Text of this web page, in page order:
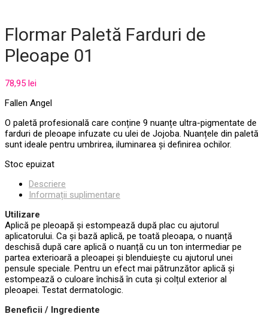
Flormar Paletă Farduri de
Pleoape 01
78,95 lei
Fallen Angel
O paletă profesională care conține 9 nuanțe ultra-pigmentate de
farduri de pleoape infuzate cu ulei de Jojoba. Nuanțele din paletă
sunt ideale pentru umbrirea, iluminarea și definirea ochilor.
Stoc epuizat
Descriere
Informații suplimentare
Utilizare
Aplică pe pleoapă și estompează după plac cu ajutorul
aplicatorului. Ca și bază aplică, pe toată pleoapa, o nuanță
deschisă după care aplică o nuanță cu un ton intermediar pe
partea exterioară a pleoapei și blenduiește cu ajutorul unei
pensule speciale. Pentru un efect mai pătrunzător aplică și
estompează o culoare închisă în cuta și colțul exterior al
pleoapei. Testat dermatologic.
Beneficii / Ingrediente